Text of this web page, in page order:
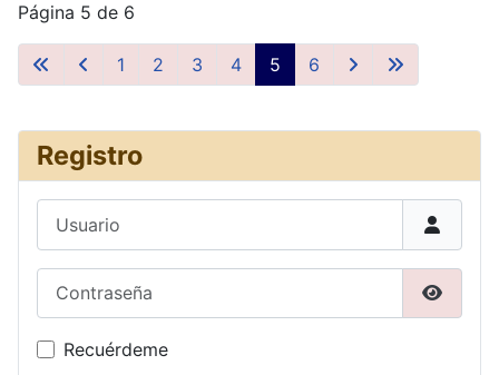
Página 5 de 6
1 2 3 4 5 6
Registro
Recuérdeme